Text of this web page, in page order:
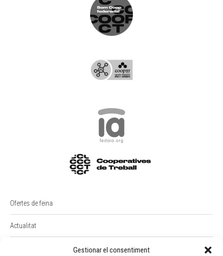
Gestionar el consentiment
Ofertes de feina
Actualitat